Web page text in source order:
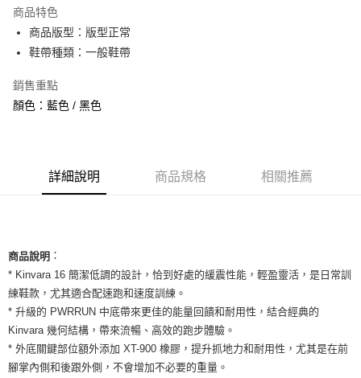
合作金庫商業銀行
華南商業銀行
上海商業儲蓄銀行
臺灣中小企業銀行
匯豐（台灣）商業銀行
台新國際商業銀行
中國信託商業銀行
超商取貨付款
LINE Pay
Apple Pay
街口支付
全盈+PAY
AFTEE先享後付是「在收到商品之後才付款」的支付方式。 讓您購物簡單
便利好安心！
２．便利：只要手機號碼，簡訊認證，即可結帳。
３．安心：先確認商品／服務後，再付款。
【「AFTEE先享後付」結帳流程】
１．於結帳方式選擇「AFTEE先享後付」後，將跳轉至「AFTEE先享後付」
結帳頁面，進行簡訊認證並確認金額後，即可完成結帳。
ATM付款
運送方式
全家取貨付款
每筆NT$60，滿NT$1,500(含以上)免運費
付款後全家取貨
商品特色
商品版型：版型正常
鞋帶種類：一般鞋帶
銷售重點
顏色：藍色 / 黑色
詳細說明 商品規格 相關推薦
商品說明 ：
* Kinvara 16 簡潔低調的設計，恰到好處的緩震性能，輕盈靈活，是日常訓
練鞋款，尤其適合配速跑和速度訓練。
* 升級的 PWRRUN 中底帶來更佳的能量回饋和耐用性，結合經典的
Kinvara 幾何結構，帶來流暢、高效的跑步體驗。
* 外底關鍵部位額外添加 XT-900 橡膠，提升抓地力和耐用性，尤其是在前
腳掌內側和後跟外側，不會增加不必要的重量。